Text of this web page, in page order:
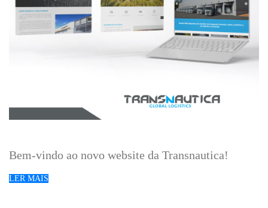
Bem-vindo ao novo website da Transnautica!
LER MAIS